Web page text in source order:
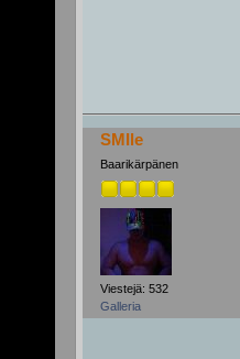
SMIle
Baarikärpänen
Viestejä: 532
Galleria